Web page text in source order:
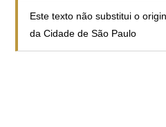
Este texto não substitui o
da Cidade de São Paulo